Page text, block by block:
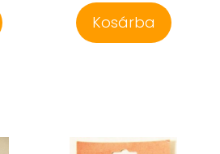
Kosárba